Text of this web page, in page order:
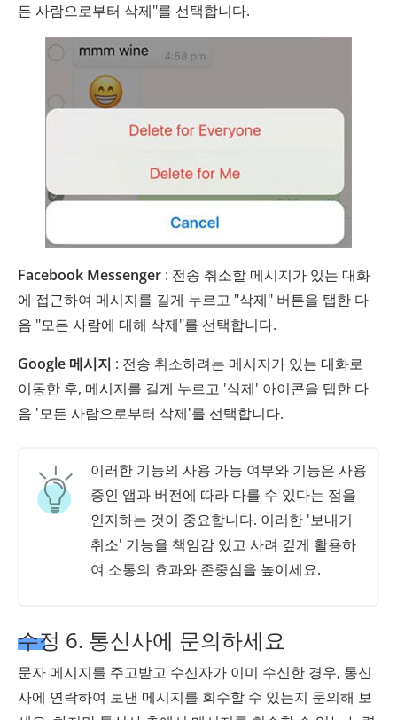
든 사람으로부터 삭제"를 선택합니다.
Facebook Messenger : 전송 취소할 메시지가 있는 대화
에 접근하여 메시지를 길게 누르고 "삭제" 버튼을 탭한 다
음 "모든 사람에 대해 삭제"를 선택합니다.
Google 메시지 : 전송 취소하려는 메시지가 있는 대화로
이동한 후, 메시지를 길게 누르고 '삭제' 아이콘을 탭한 다
음 '모든 사람으로부터 삭제'를 선택합니다.
이러한 기능의 사용 가능 여부와 기능은 사용
중인 앱과 버전에 따라 다를 수 있다는 점을
인지하는 것이 중요합니다. 이러한 '보내기
취소' 기능을 책임감 있고 사려 깊게 활용하
여 소통의 효과와 존중심을 높이세요.
수정 6. 통신사에 문의하세요
문자 메시지를 주고받고 수신자가 이미 수신한 경우, 통신
사에 연락하여 보낸 메시지를 회수할 수 있는지 문의해 보